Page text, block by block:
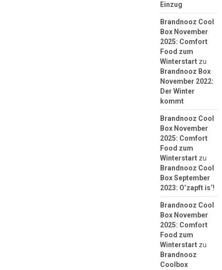
Einzug
Brandnooz Cool
Box November
2025: Comfort
Food zum
Winterstartzu
Brandnooz Box
November 2022:
Der Winter
kommt
Brandnooz Cool
Box November
2025: Comfort
Food zum
Winterstartzu
Brandnooz Cool
Box September
2023: O’zapft is‘!
Brandnooz Cool
Box November
2025: Comfort
Food zum
Winterstartzu
Brandnooz
Coolbox